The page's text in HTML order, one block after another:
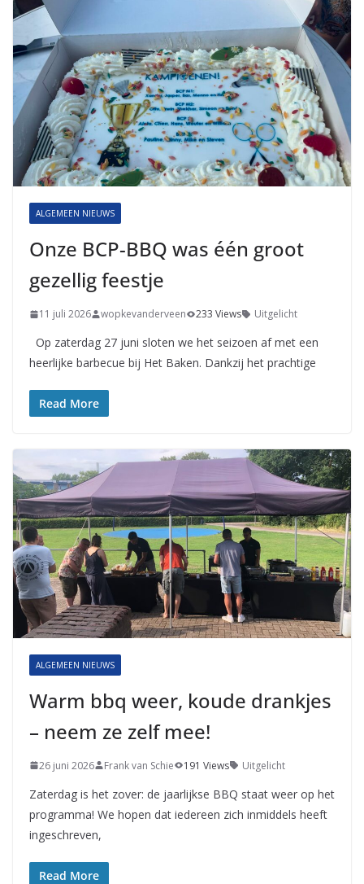
ALGEMEEN NIEUWS
Onze BCP-BBQ was één groot
gezellig feestje
11 juli 2026 wopkevanderveen 233 Views Uitgelicht
Op zaterdag 27 juni sloten we het seizoen af met een
heerlijke barbecue bij Het Baken. Dankzij het prachtige
Read More
ALGEMEEN NIEUWS
Warm bbq weer, koude drankjes
– neem ze zelf mee!
26 juni 2026 Frank van Schie 191 Views Uitgelicht
Zaterdag is het zover: de jaarlijkse BBQ staat weer op het
programma! We hopen dat iedereen zich inmiddels heeft
ingeschreven,
Read More